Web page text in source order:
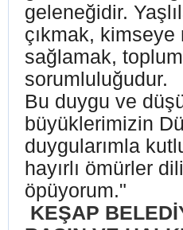
geleneğidir.
çıkmak, kimseye
sağlamak,
sorumluluğudur.
Bu duygu ve
büyüklerimizin
duygularımla
hayırlı ömürler
öpüyorum."
KEŞAP